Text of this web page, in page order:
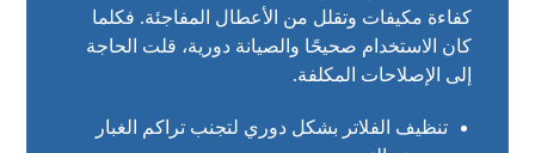
كفاءة مكيفات وتقلل من الأعطال المفاجئة. فكلما
كان الاستخدام صحيحًا والصيانة دورية، قلت الحاجة
إلى الإصلاحات المكلفة.
تنظيف الفلاتر بشكل دوري لتجنب تراكم الغبار